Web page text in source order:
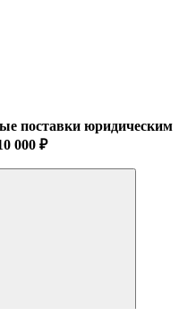
поставки юридическим
000 ₽